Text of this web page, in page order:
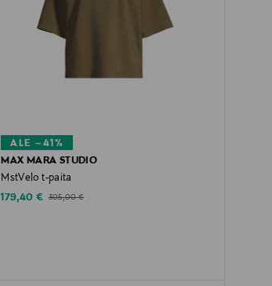
ALE –41%
MAX MARA STUDIO
MstVelo t-paita
Discounted Price
179,40 € Original Price
305,00 €